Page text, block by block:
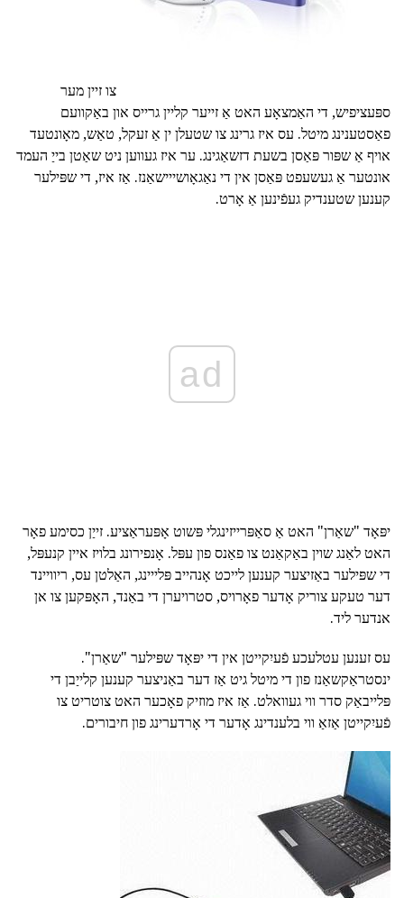
צו זיין מער
ספּעציפיש, די האַמצאָע האט אַ זייער קליין גרייס און באַקוועם
פאַסטענינג מיטל. עס איז גרינג צו שטעלן ין אַ זעקל, טאַש, מאָונטעד
אויף אַ שפּור פּאַסן בשעת דזשאַגינג. ער איז געווען ניט שאַטן בייַ העמד
אונטער אַ געשעפט פּאַסן אין די נאַגאָושייישאַנז. אַז איז, די שפּילער
קענען שטענדיק געפֿינען אַ אָרט.
ad
יפּאָד "שאַרן" האט אַ סאַפּרייזינגלי פּשוט אָפּעראַציע. זייַן כסימע פאָר
האט לאַנג שוין באַקאַנט צו פאַנס פון עפּל. אָנפירונג בלויז איין קנעפּל,
די שפּילער באַזיצער קענען לייכט אָנהייב פּלייינג, האַלטן עס, ריוויינד
דער טעקע צוריק אָדער פאָרויס, סטרויערן די באַנד, האָפּקען צו אן
אנדער ליד.
עס זענען עטלעכע פֿעיִקייטן אין די יפּאָד שפּילער "שאַרן".
ינסטראַקשאַנז פון די מיטל גיט אַז דער באַניצער קענען קלייַבן די
פּלייבאַק סדר ווי געוואלט. אַז איז מוזיק פאָכער האט צוטריט צו
פֿעיִקייטן אַזאַ ווי בלענדינג אָדער די אָרדערינג פון חיבורים.